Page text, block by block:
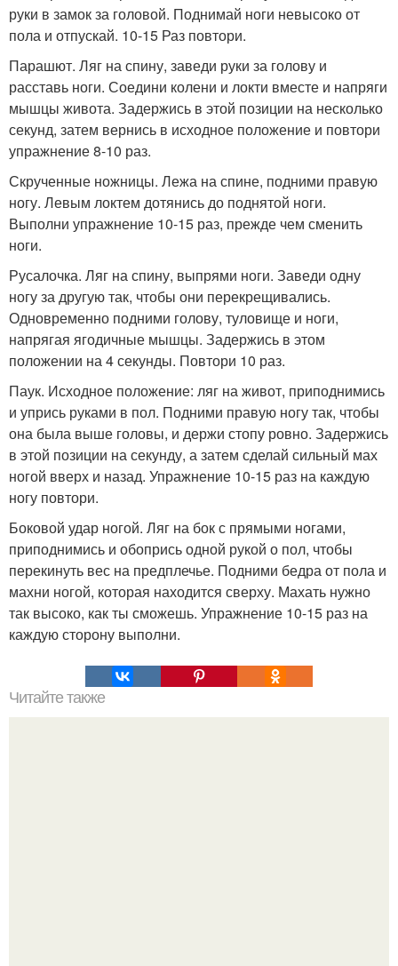
руки в замок за головой. Поднимай ноги невысоко от
пола и отпускай. 10-15 Раз повтори.
Парашют. Ляг на спину, заведи руки за голову и
расставь ноги. Соедини колени и локти вместе и напряги
мышцы живота. Задержись в этой позиции на несколько
секунд, затем вернись в исходное положение и повтори
упражнение 8-10 раз.
Скрученные ножницы. Лежа на спине, подними правую
ногу. Левым локтем дотянись до поднятой ноги.
Выполни упражнение 10-15 раз, прежде чем сменить
ноги.
Русалочка. Ляг на спину, выпрями ноги. Заведи одну
ногу за другую так, чтобы они перекрещивались.
Одновременно подними голову, туловище и ноги,
напрягая ягодичные мышцы. Задержись в этом
положении на 4 секунды. Повтори 10 раз.
Паук. Исходное положение: ляг на живот, приподнимись
и упрись руками в пол. Подними правую ногу так, чтобы
она была выше головы, и держи стопу ровно. Задержись
в этой позиции на секунду, а затем сделай сильный мах
ногой вверх и назад. Упражнение 10-15 раз на каждую
ногу повтори.
Боковой удар ногой. Ляг на бок с прямыми ногами,
приподнимись и обопрись одной рукой о пол, чтобы
перекинуть вес на предплечье. Подними бедра от пола и
махни ногой, которая находится сверху. Махать нужно
так высоко, как ты сможешь. Упражнение 10-15 раз на
каждую сторону выполни.
Читайте также